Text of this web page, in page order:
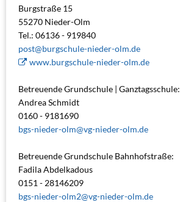
Burgstraße 15
55270 Nieder-Olm
Tel.: 06136 - 919840
post@burgschule-nieder-olm.de
www.burgschule-nieder-olm.de
Betreuende Grundschule | Ganztagsschule:
Andrea Schmidt
0160 - 9181690
bgs-nieder-olm@vg-nieder-olm.de
Betreuende Grundschule Bahnhofstraße:
Fadila Abdelkadous
0151 - 28146209
bgs-nieder-olm2@vg-nieder-olm.de